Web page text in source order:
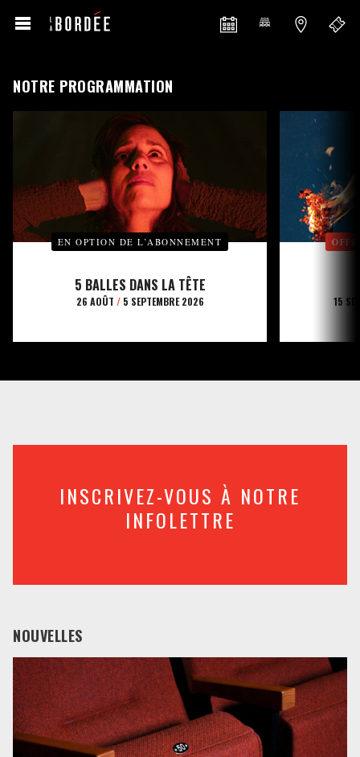
NOTRE PROGRAMMATION
EN OPTION DE L’ABONNEMENT
5 BALLES DANS LA TÊTE
26 AOÛT /5 SEPTEMBRE 2026 15
INSCRIVEZ-VOUS À NOTRE
INFOLETTRE
NOUVELLES